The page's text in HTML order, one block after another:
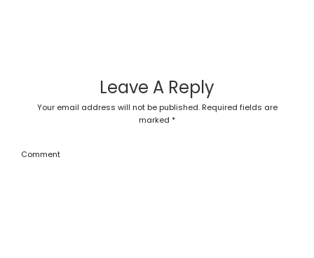
Leave A Reply
Your email address will not be published. Required fields are
marked *
Comment